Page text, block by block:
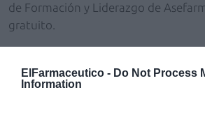
ElFarmaceutico - Do Not Process
Information
de Formación y Liderazgo de
gratuito.